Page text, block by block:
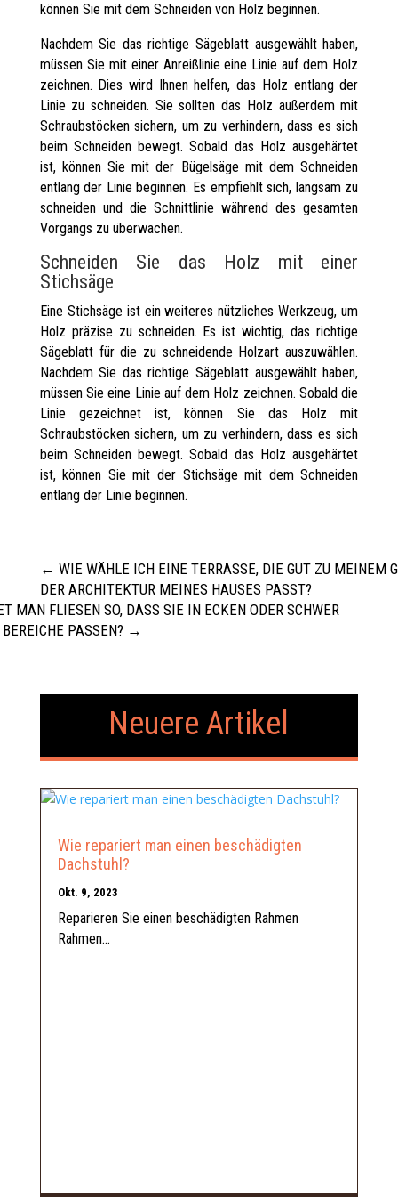
können Sie mit dem Schneiden von Holz beginnen.
Nachdem Sie das richtige Sägeblatt ausgewählt haben,
müssen Sie mit einer Anreißlinie eine Linie auf dem Holz
zeichnen. Dies wird Ihnen helfen, das Holz entlang der
Linie zu schneiden. Sie sollten das Holz außerdem mit
Schraubstöcken sichern, um zu verhindern, dass es sich
beim Schneiden bewegt. Sobald das Holz ausgehärtet
ist, können Sie mit der Bügelsäge mit dem Schneiden
entlang der Linie beginnen. Es empfiehlt sich, langsam zu
schneiden und die Schnittlinie während des gesamten
Vorgangs zu überwachen.
Schneiden Sie das Holz mit einer
Stichsäge
Eine Stichsäge ist ein weiteres nützliches Werkzeug, um
Holz präzise zu schneiden. Es ist wichtig, das richtige
Sägeblatt für die zu schneidende Holzart auszuwählen.
Nachdem Sie das richtige Sägeblatt ausgewählt haben,
müssen Sie eine Linie auf dem Holz zeichnen. Sobald die
Linie gezeichnet ist, können Sie das Holz mit
Schraubstöcken sichern, um zu verhindern, dass es sich
beim Schneiden bewegt. Sobald das Holz ausgehärtet
ist, können Sie mit der Stichsäge mit dem Schneiden
entlang der Linie beginnen.
← WIE WÄHLE ICH EINE TERRASSE, DIE GUT ZU MEINEM
DER ARCHITEKTUR MEINES HAUSES PASST?
MAN FLIESEN SO, DASS SIE IN ECKEN ODER SCHWER
PASSEN? →
Neuere Artikel
Wie repariert man einen beschädigten
Dachstuhl?
Okt. 9, 2023
Reparieren Sie einen beschädigten Rahmen
Rahmen...